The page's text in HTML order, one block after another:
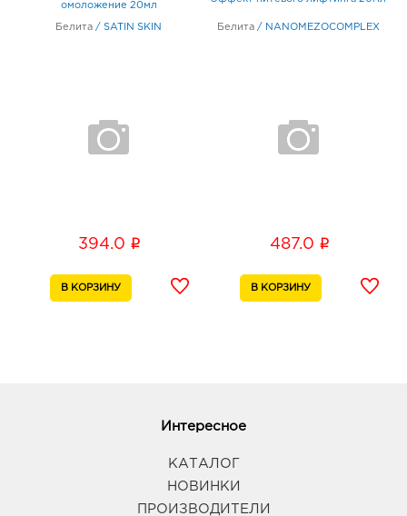
омоложение 20мл
Белита / SATIN SKIN
394.0 i
Белита / NANOMEZOCOMPLEX
487.0 i
Интересное
КАТАЛОГ
НОВИНКИ
ПРОИЗВОДИТЕЛИ